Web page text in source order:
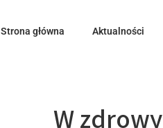
Strona główna Aktualności
W